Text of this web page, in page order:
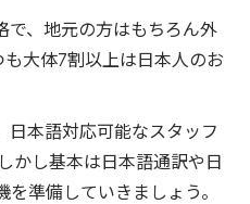
で、地元の方はもちろん外
大体7割以上は日本人のお
日本語対応可能なスタッフ
かし基本は日本語通訳や日
準備していきましょう。